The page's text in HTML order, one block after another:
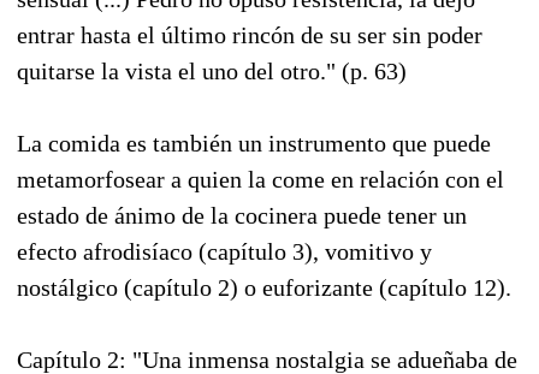
entrar hasta el último rincón de su ser sin poder
quitarse la vista el uno del otro." (p. 63)
La comida es también un instrumento que puede
metamorfosear a quien la come en relación con el
estado de ánimo de la cocinera puede tener un
efecto afrodisíaco (capítulo 3), vomitivo y
nostálgico (capítulo 2) o euforizante (capítulo 12).
Capítulo 2: "Una inmensa nostalgia se adueñaba de